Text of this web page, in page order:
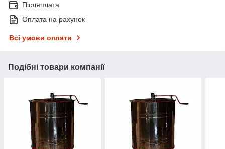
Післяплата
Оплата на рахунок
Всі умови оплати
Подібні товари компанії